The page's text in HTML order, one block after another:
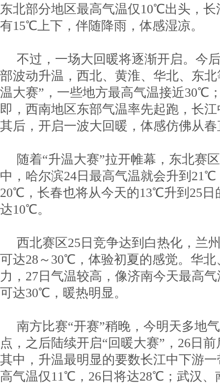
东北部分地区最高气温仅10℃出头，
有15℃上下，伴随降雨，体感湿凉。
不过，一场大回暖将逐渐开启。今
部波动升温，西北、黄淮、华北、东
温大赛”，一些地方最高气温接近30℃
即，西南地区东部气温率先起跑，长
其后，开启一波大回暖，体感仿佛从
随着“升温大赛”拉开帷幕，东北赛
中，哈尔滨24日最高气温就会升到
20℃，长春也将从今天的13℃升到25
达10℃。
西北赛区25日竞争达到白热化，兰
可达28～30℃，体验初夏的感觉。华
力，27日气温较高，像济南今天最高
可达30℃，暖热明显。
南方比赛“开赛”稍晚，今明天多地
点，之后陆续开启“回暖大赛”，26日
其中，升温最明显的要数长江中下游
高气温仅11℃，26日将达28℃；武汉、